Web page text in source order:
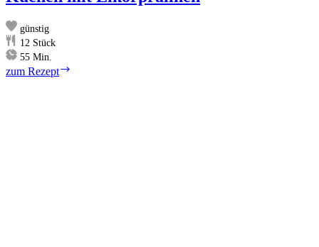
günstig
12 Stück
55 Minuten
Min.
zum Rezept